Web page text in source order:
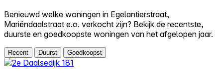
Benieuwd welke woningen in Egelantierstraat,
Mariëndaalstraat e.o. verkocht zijn? Bekijk de recentste,
duurste en goedkoopste woningen van het afgelopen jaar.
Recent Duurst Goedkoopst